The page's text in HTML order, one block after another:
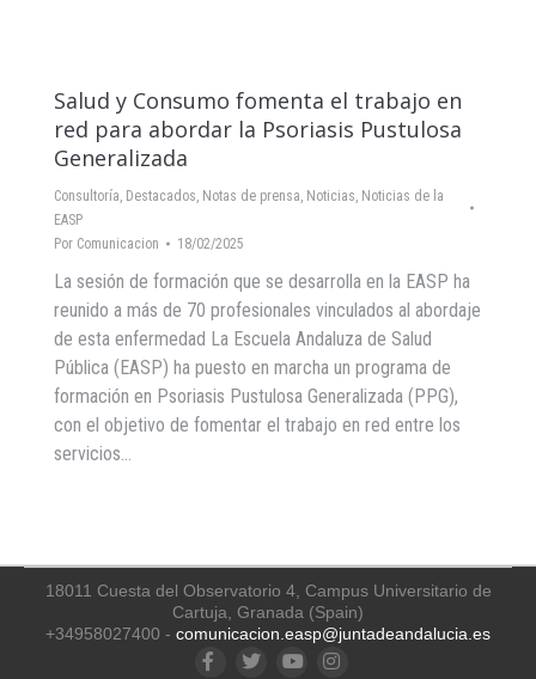
Salud y Consumo fomenta el trabajo en
red para abordar la Psoriasis Pustulosa
Generalizada
Consultoría, Destacados, Notas de prensa, Noticias, Noticias de la
EASP
Por Comunicacion 18/02/2025
La sesión de formación que se desarrolla en la EASP ha
reunido a más de 70 profesionales vinculados al abordaje
de esta enfermedad La Escuela Andaluza de Salud
Pública (EASP) ha puesto en marcha un programa de
formación en Psoriasis Pustulosa Generalizada (PPG),
con el objetivo de fomentar el trabajo en red entre los
servicios…
18011 Cuesta del Observatorio 4, Campus Universitario de
Cartuja, Granada (Spain)
+34958027400 - comunicacion.easp@juntadeandalucia.es
FacebookTwitterYouTubeInstagram